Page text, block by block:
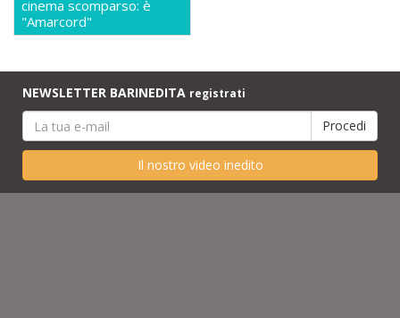
cinema scomparso: è
"Amarcord"
NEWSLETTER BARINEDITA registrati
Il nostro video inedito